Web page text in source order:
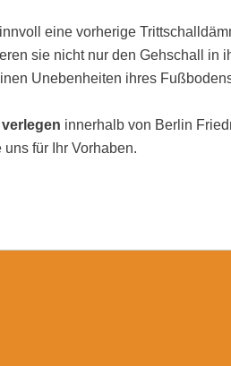
eine vorherige
sie nicht nur den Gehschall in
Unebenheiten ihres
innerhalb von Berlin
für Ihr Vorhaben.